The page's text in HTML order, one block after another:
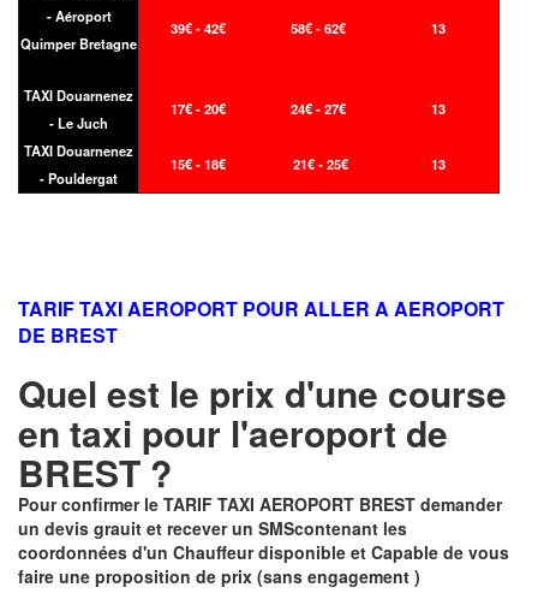
- Aéroport
Quimper Bretagne
39€ - 42€ 58€ - 62€ 13
TAXI Douarnenez
- Le Juch
17€ - 20€ 24€ - 27€ 13
TAXI Douarnenez
- Pouldergat
15€ - 18€ 21€ - 25€ 13
TARIF TAXI AEROPORT POUR ALLER A AEROPORT
DE BREST
Quel est le prix d'une course
en taxi pour l'aeroport de
BREST ?
Pour confirmer le TARIF TAXI AEROPORT BREST demander
un devis grauit et recever un SMScontenant les
coordonnées d'un Chauffeur disponible et Capable de vous
faire une proposition de prix (sans engagement )